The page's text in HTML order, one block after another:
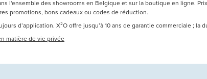
l'ensemble des showrooms en Belgique et sur la boutique en ligne.
promotions, bons cadeaux ou codes de réduction.
d’application. X²O offre jusqu’à 10 ans de garantie commerciale
matière de vie privée